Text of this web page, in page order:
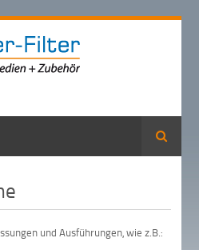
Suche
und Ausführungen, wie z.B.: